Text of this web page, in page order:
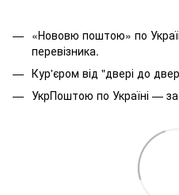
«Нововю поштою» по
перевізника.
Кур'єром від "двері до
УкрПоштою по Україні —